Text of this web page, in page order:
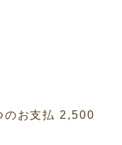
のお支払 2,500